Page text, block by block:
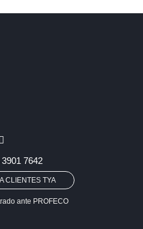
3901 7642
CLIENTES TYA
ante PROFECO